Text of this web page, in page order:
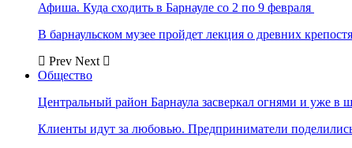
Афиша. Куда сходить в Барнауле со 2 по 9 февраля
В барнаульском музее пройдет лекция о древних
Prev Next
Общество
Центральный район Барнаула засверкал огнями и уже в
Клиенты идут за любовью. Предприниматели